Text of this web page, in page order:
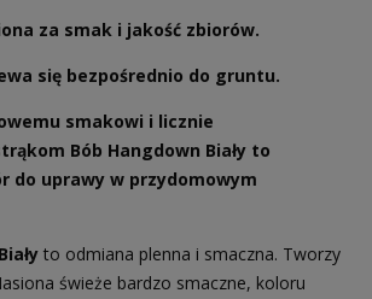
za smak i jakość zbiorów.
się bezpośrednio do gruntu.
smakowi i licznie
Bób Hangdown Biały to
do uprawy w przydomowym
to odmiana plenna i smaczna. Tworzy
świeże bardzo smaczne, koloru